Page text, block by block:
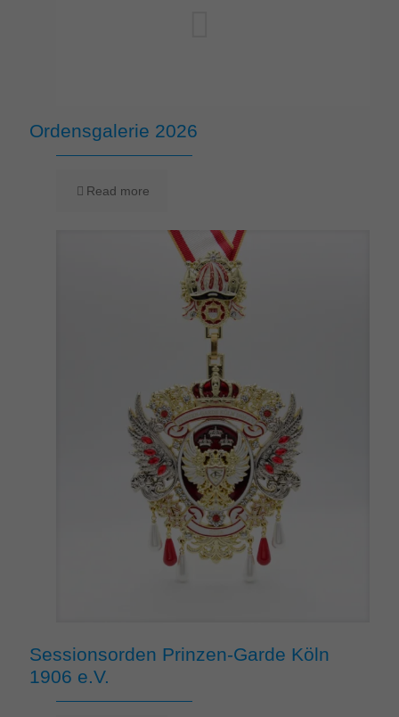
Ordensgalerie 2026
Read more
Sessionsorden Prinzen-Garde Köln
1906 e.V.